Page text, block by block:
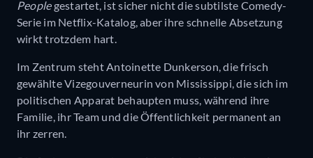
Peoplegestartet, ist sicher nicht die subtilste Comedy-
Serie im Netflix-Katalog, aber ihre schnelle Absetzung
wirkt trotzdem hart.
Im Zentrum steht Antoinette Dunkerson, die frisch
gewählte Vizegouverneurin von Mississippi, die sich im
politischen Apparat behaupten muss, während ihre
Familie, ihr Team und die Öffentlichkeit permanent an
ihr zerren.